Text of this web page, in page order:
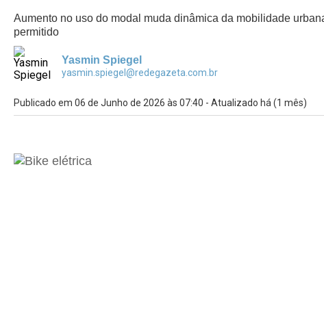
Aumento no uso do modal muda dinâmica da mobilidade
permitido
Yasmin Spiegel
yasmin.spiegel@redegazeta.com.br
Publicado em 06 de Junho de 2026 às 07:40 - Atualizado há (1 mês)